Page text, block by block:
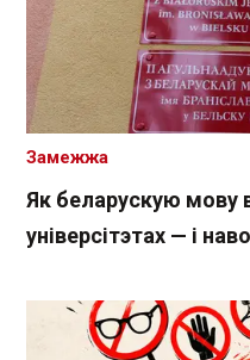
Як беларускую мову
універсітэтах — і
Замежжа